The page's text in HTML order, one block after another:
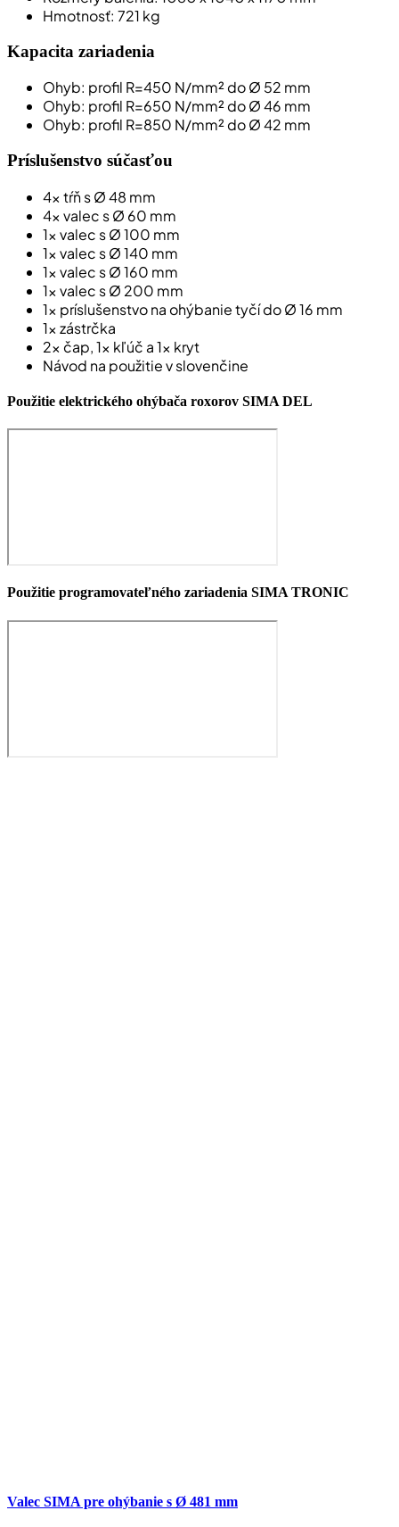
Hmotnosť: 721 kg
Kapacita zariadenia
Ohyb: profil R=450 N/mm² do Ø 52 mm
Ohyb: profil R=650 N/mm² do Ø 46 mm
Ohyb: profil R=850 N/mm² do Ø 42 mm
Príslušenstvo súčasťou
4x tŕň s Ø 48 mm
4x valec s Ø 60 mm
1x valec s Ø 100 mm
1x valec s Ø 140 mm
1x valec s Ø 160 mm
1x valec s Ø 200 mm
1x príslušenstvo na ohýbanie tyčí do Ø 16 mm
1x zástrčka
2x čap, 1x kľúč a 1x kryt
Návod na použitie v slovenčine
Použitie elektrického ohýbača roxorov SIMA DEL
Použitie programovateľného zariadenia SIMA TRONIC
Valec SIMA pre ohýbanie s Ø 481 mm